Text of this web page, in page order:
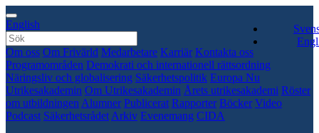
English
Om oss Om Frivärld Medarbetare Karriär Kontakta oss
Programområden Demokrati och internationell rättsordning
Näringsliv och globalisering Säkerhetspolitik Europa Nu
Utrikesakademin Om Utrikesakademin Årets utrikesakademi Röster
om utbildningen Alumner Publicerat Rapporter Böcker Video
Podcast Säkerhetsrådet Arkiv Evenemang CIDA